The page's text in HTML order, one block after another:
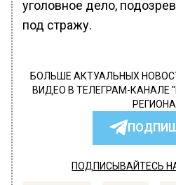
уголовное дело,
под стражу.
БОЛЬШЕ АКТУАЛЬНЫХ
ВИДЕО В ТЕЛЕГРАМ-КАНАЛЕ
ПОДПИСЫВАЙТЕСЬ